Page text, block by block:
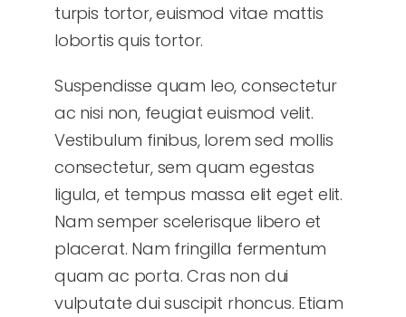
turpis tortor, euismod vitae mattis
lobortis quis tortor.
Suspendisse quam leo, consectetur
ac nisi non, feugiat euismod velit.
Vestibulum finibus, lorem sed mollis
consectetur, sem quam egestas
ligula, et tempus massa elit eget elit.
Nam semper scelerisque libero et
placerat. Nam fringilla fermentum
quam ac porta. Cras non dui
vulputate dui suscipit rhoncus. Etiam